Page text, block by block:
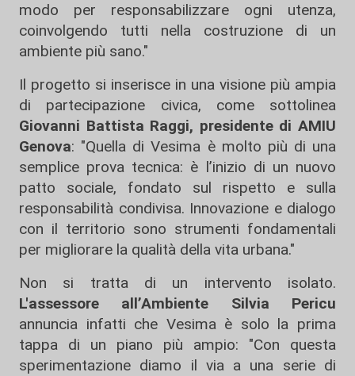
modo per responsabilizzare ogni utenza,
coinvolgendo tutti nella costruzione di un
ambiente più sano."
Il progetto si inserisce in una visione più ampia
di partecipazione civica, come sottolinea
Giovanni Battista Raggi, presidente di AMIU
Genova: "Quella di Vesima è molto più di una
semplice prova tecnica: è l’inizio di un nuovo
patto sociale, fondato sul rispetto e sulla
responsabilità condivisa. Innovazione e dialogo
con il territorio sono strumenti fondamentali
per migliorare la qualità della vita urbana."
Non si tratta di un intervento isolato.
L'assessore all’Ambiente Silvia Pericu
annuncia infatti che Vesima è solo la prima
tappa di un piano più ampio: "Con questa
sperimentazione diamo il via a una serie di